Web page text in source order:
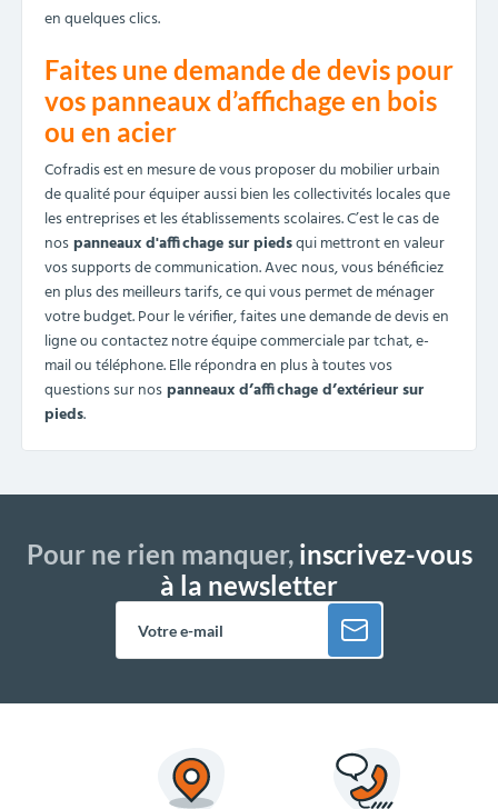
en quelques clics.
Faites une demande de devis pour
vos panneaux d’affichage en bois
ou en acier
Cofradis est en mesure de vous proposer du mobilier urbain
de qualité pour équiper aussi bien les collectivités locales que
les entreprises et les établissements scolaires. C’est le cas de
nospanneaux d'affichage sur piedsqui mettront en valeur
vos supports de communication. Avec nous, vous bénéficiez
en plus des meilleurs tarifs, ce qui vous permet de ménager
votre budget. Pour le vérifier, faites une demande de devis en
ligne ou contactez notre équipe commerciale par tchat, e-
mail ou téléphone. Elle répondra en plus à toutes vos
questions sur nospanneaux d’affichage d’extérieur sur
pieds.
Pour ne rien manquer,inscrivez-vous
à la newsletter